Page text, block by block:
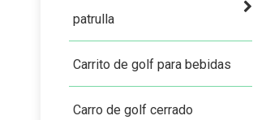
patrulla
Carrito de golf para bebidas
Carro de golf cerrado